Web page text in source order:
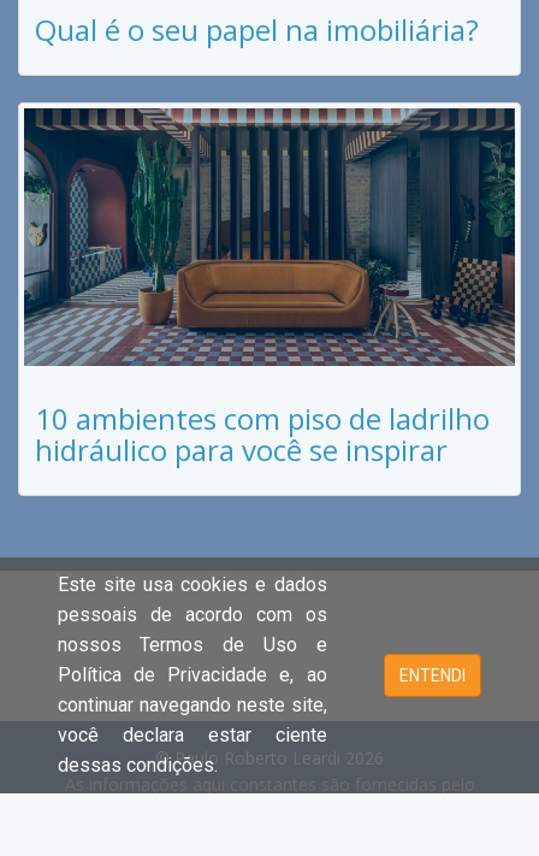
Qual é o seu papel na imobiliária?
10 ambientes com piso de ladrilho
hidráulico para você se inspirar
© Paulo Roberto Leardi 2026
Este site usa cookies e dados
pessoais de acordo com os
nossos Termos de Uso e
Política de Privacidade e, ao
continuar navegando neste site,
você declara estar ciente
dessas condições.
ENTENDI